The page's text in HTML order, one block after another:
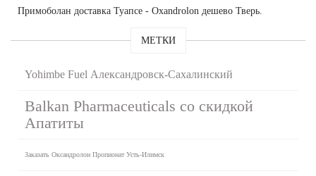
Примоболан доставка Туапсе - Oxandrolon дешево Тверь.
МЕТКИ
Yohimbe Fuel Александровск-Сахалинский
Balkan Pharmaceuticals со скидкой
Апатиты
Заказать Оксандролон Пропионат Усть-Илимск